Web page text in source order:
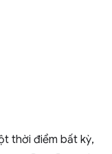
thời điểm bất kỳ,